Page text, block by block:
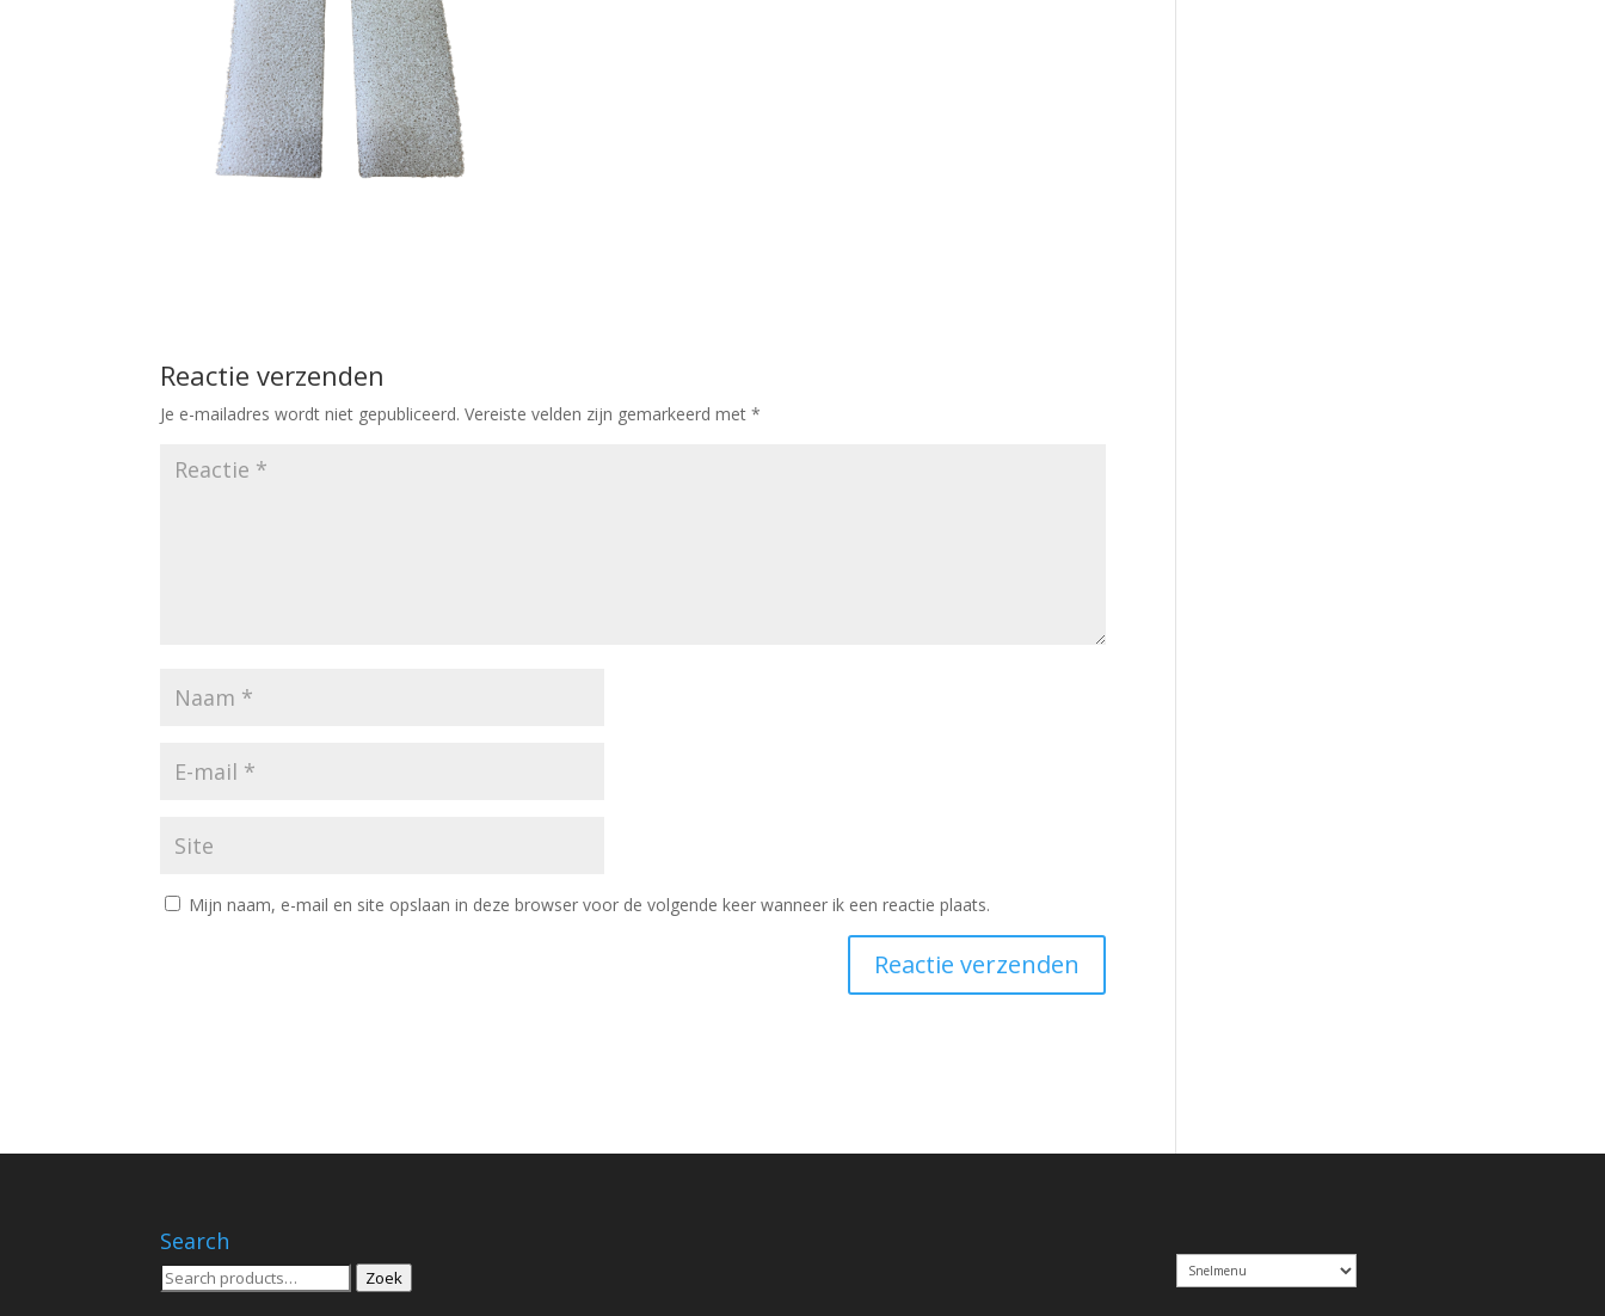
Reactie verzenden
Je e-mailadres wordt niet gepubliceerd. Vereiste velden zijn gemarkeerd met*
Mijn naam, e-mail en site opslaan in deze browser voor de volgende keer wanneer ik een reactie plaats.
Search
Zoeken
Zoek